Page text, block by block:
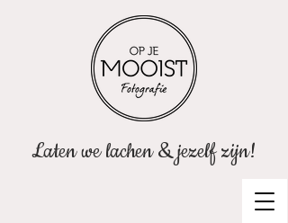
Laten we lachen & jezelf zijn!